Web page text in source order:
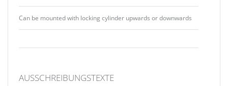
Can be mounted with locking cylinder upwards or downwards
AUSSCHREIBUNGSTEXTE